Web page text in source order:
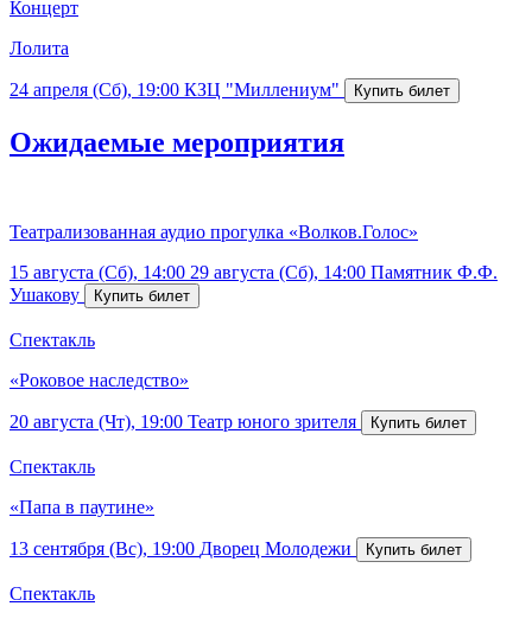
Концерт
Лолита
24 апреля (Сб), 19:00 КЗЦ "Миллениум"
Ожидаемые мероприятия
Театрализованная аудио прогулка «Волков.Голос»
15 августа (Сб), 14:00 29 августа (Сб), 14:00 Памятник Ф.Ф.
Ушакову
Спектакль
«Роковое наследство»
20 августа (Чт), 19:00 Театр юного зрителя
Спектакль
«Папа в паутине»
13 сентября (Вс), 19:00 Дворец Молодежи
Спектакль